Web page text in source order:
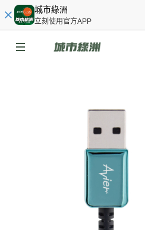
城市綠洲
立刻使用官方APP